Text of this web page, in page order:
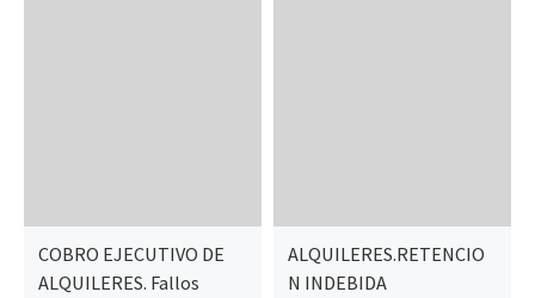
COBRO EJECUTIVO DE
ALQUILERES. Fallos
ALQUILERES.RETENCIO
N INDEBIDA